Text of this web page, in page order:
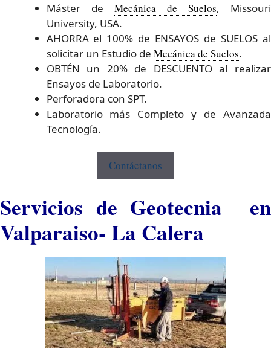
Máster de Mecánica de Suelos, Missouri
University, USA.
AHORRA el 100% de ENSAYOS de SUELOS al
solicitar un Estudio de Mecánica de Suelos.
OBTÉN un 20% de DESCUENTO al realizar
Ensayos de Laboratorio.
Perforadora con SPT.
Laboratorio más Completo y de Avanzada
Tecnología.
Contáctanos
Servicios de Geotecnia en
Valparaiso- La Calera